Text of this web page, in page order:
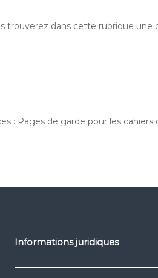
trouverez dans cette rubrique
: Pages de garde pour les cahiers
Informations juridiques